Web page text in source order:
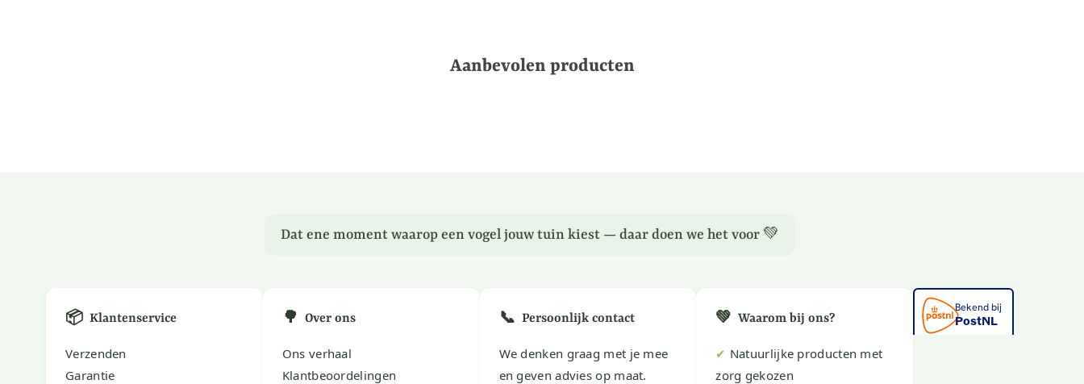
Aanbevolen producten
Dat ene moment waarop een vogel jouw tuin kiest — daar doen we het voor 💚
📦 Klantenservice
Verzenden
Garantie
🌳 Over ons
Ons verhaal
Klantbeoordelingen
📞 Persoonlijk contact
We denken graag met je mee
en geven advies op maat.
💚 Waarom bij ons?
✔ Natuurlijke producten met
zorg gekozen